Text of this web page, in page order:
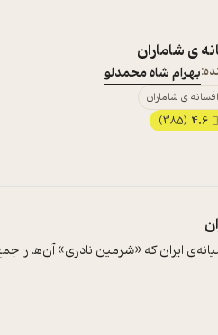
ی شاماران
بهرام شاه محمدلو
ی شاماران
4.6
(385)
ایران که «شرمین نادری» آن‌ها را